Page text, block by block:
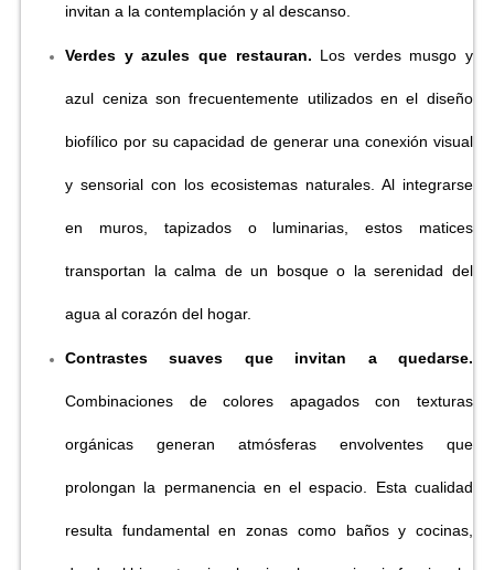
invitan a la contemplación y al descanso.
Verdes y azules que restauran. Los verdes musgo y
azul ceniza son frecuentemente utilizados en el diseño
biofílico por su capacidad de generar una conexión visual
y sensorial con los ecosistemas naturales. Al integrarse
en muros, tapizados o luminarias, estos matices
transportan la calma de un bosque o la serenidad del
agua al corazón del hogar.
Contrastes suaves que invitan a quedarse.
Combinaciones de colores apagados con texturas
orgánicas generan atmósferas envolventes que
prolongan la permanencia en el espacio. Esta cualidad
resulta fundamental en zonas como baños y cocinas,